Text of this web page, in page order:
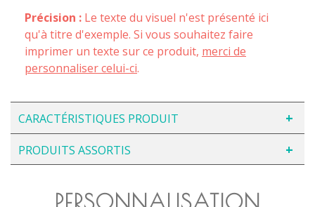
Précision : Le texte du visuel n'est présenté ici
qu'à titre d'exemple. Si vous souhaitez faire
imprimer un texte sur ce produit, merci de
personnaliser celui-ci.
CARACTÉRISTIQUES PRODUIT
PRODUITS ASSORTIS
PERSONNALISATION